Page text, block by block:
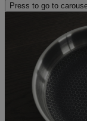
Press to go to